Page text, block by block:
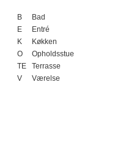
B
Bad
E
Entré
K
Køkken
O
Opholdsstue
TE
Terrasse
V
Værelse